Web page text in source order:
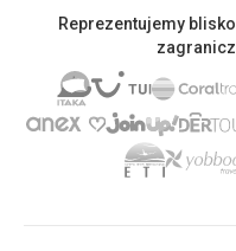
Reprezentujemy